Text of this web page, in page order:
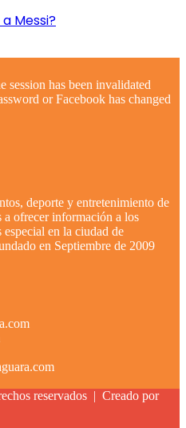
Messi?
session has been invalidated
or Facebook has changed
deporte y entretenimiento de
a ofrecer información a los
en la ciudad de
en Septiembre de 2009
reservados | Creado por